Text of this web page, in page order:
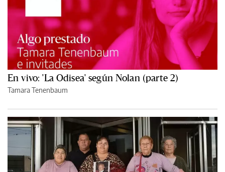
En vivo: 'La Odisea' según Nolan (parte 2)
Tamara Tenenbaum